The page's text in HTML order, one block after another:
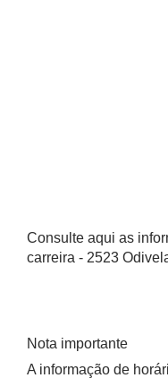
Consulte aqui as
carreira - 2523
Nota importante
A informação de